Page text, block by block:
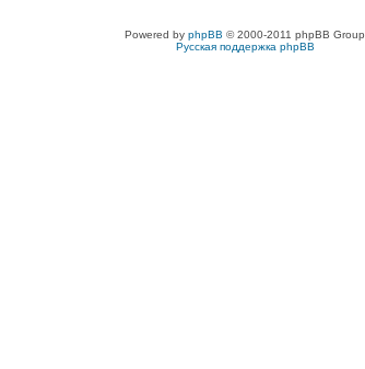
Powered by phpBB © 2000-2011 phpBB Group
Русская поддержка phpBB